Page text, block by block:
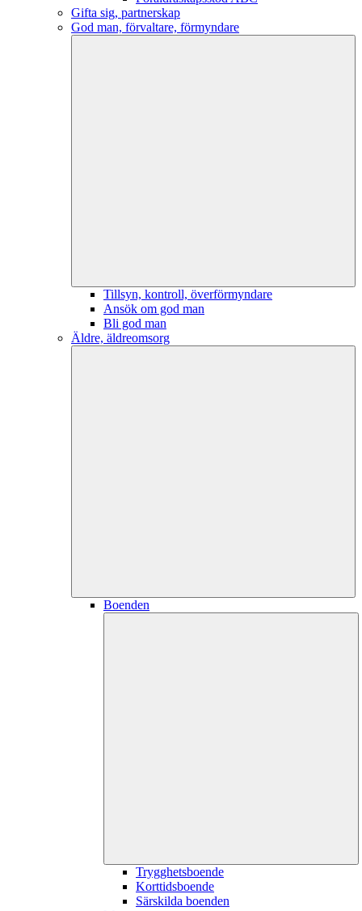
Gifta sig, partnerskap
God man, förvaltare, förmyndare
Tillsyn, kontroll, överförmyndare
Ansök om god man
Bli god man
Äldre, äldreomsorg
Boenden
Trygghetsboende
Korttidsboende
Särskilda boenden